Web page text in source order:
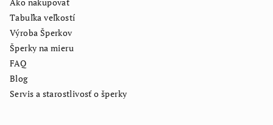
Tabuľka veľkostí
Výroba Šperkov
Šperky na mieru
FAQ
Blog
Servis a starostlivosť o šperky